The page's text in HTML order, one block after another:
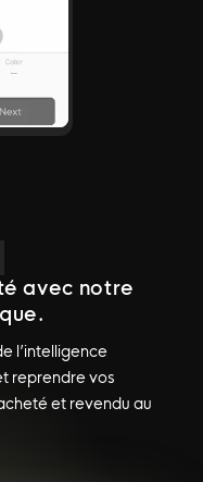
avec notre
l’intelligence
reprendre vos
et revendu au